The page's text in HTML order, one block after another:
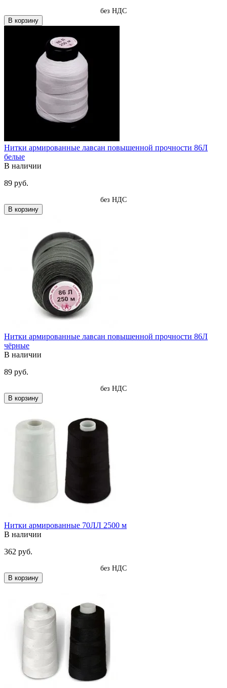
без НДС
В корзину
Нитки армированные лавсан повышенной прочности 86Л
белые
В наличии
89 руб.
без НДС
В корзину
Нитки армированные лавсан повышенной прочности 86Л
чёрные
В наличии
89 руб.
без НДС
В корзину
Нитки армированные 70ЛЛ 2500 м
В наличии
362 руб.
без НДС
В корзину